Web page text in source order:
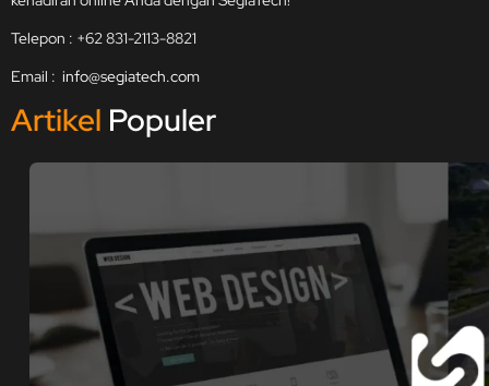
Telepon : +62 831-2113-8821
Email : info@segiatech.com
Artikel Populer